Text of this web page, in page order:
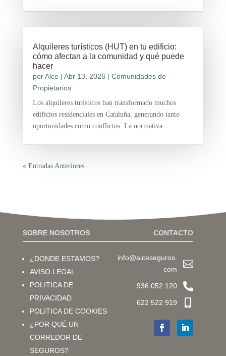
Alquileres turísticos (HUT) en tu edificio:
cómo afectan a la comunidad y qué puede
hacer
porAlce | Abr 13, 2026 | Comunidades de
Propietarios
Los alquileres turísticos han transformado muchos
edificios residenciales en Cataluña, generando tanto
oportunidades como conflictos. La normativa...
« Entradas Anteriores
SOBRE NOSOTROS
¿DONDE ESTAMOS?
AVISO LEGAL
POLITICA DE
PRIVACIDAD
POLITICA DE COOKIES
¿POR QUÉ UN
CORREDOR DE
SEGUROS?
CONTACTO

info@alceseguros.
com

936 052 120

622 522 919